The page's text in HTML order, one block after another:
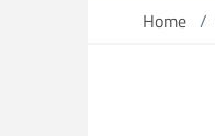
Home /